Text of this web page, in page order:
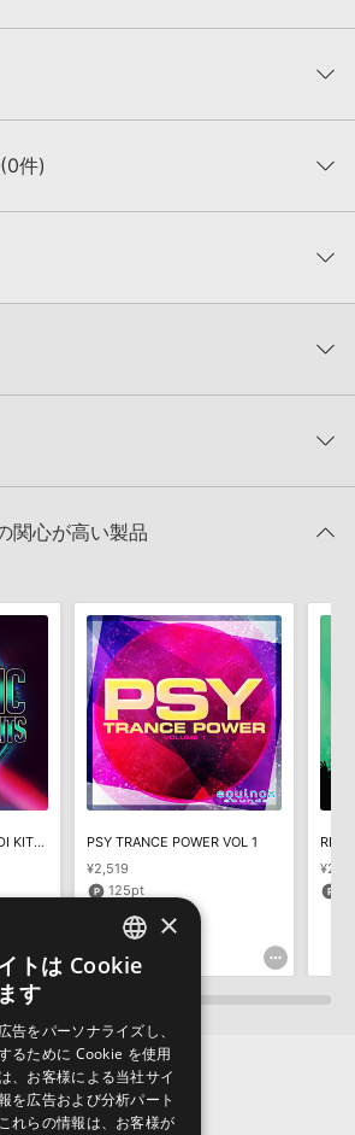
件)
0%
は、
。無償版のKONTAKT PLAYERではお使いい
関するご注意：
FAT32でフォーマットされた
やHFS＋でフォーマットされたHDDをご用意
ます。
が送信されます。メールに記載されており
品のダウンロード／導入を行って下さい。
は、原則として日本語版操作マニュアルをご
ご購入後のご不明点や詳細に関するお問い合
サポート
までご連絡ください。
録サウンドを使ってできることを紹介するた
ョン用の楽曲です。原則として、デモソング
だくことはできません。また、デモソングを
ません。
う性質上、一切の返品・返金はお受け付け致
AMBIENT TRANCEのサポート情報
該当する製品をご購入頂く必要がございます。
AMBIENT TRANCEのサポート情報
関心が高い製品
HYPNOTIC TRANCE MIDI KITS VOL 2
PSY TRANCE POWER VOL 1
¥2,519
125pt
ENGLISH
×
トは Cookie
す
告をパーソナライズし、
るために Cookie を使用
、お客様による当社サイ
を広告および分析パート
れらの情報は、お客様が